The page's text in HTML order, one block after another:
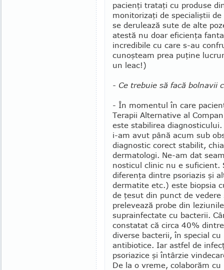
pacienţi trataţi cu produse
monitorizaţi de specialiştii de
se derulează sute de alte
atestă nu doar eficienţa
incredibile cu care s-au
cunoşteam prea puţine
un leac!)
- Ce trebuie să facă bolnavii
- În momentul în care
Terapii Alternative al
este stabili­rea
i-am avut până acum sub
diagnostic corect stabilit,
derma­tologi. Ne-am dat
nosticul clinic nu e suficient.
diferenţa dintre psoriazis şi
dermatite etc.) este biopsia
de ţesut din punct de
prelevează probe din
suprainfectate cu bacterii.
constatat că circa 40%
diverse bac­terii, în special
antibiotice. Iar astfel de
psoriazice şi întârzie
De la o vreme, colaborăm